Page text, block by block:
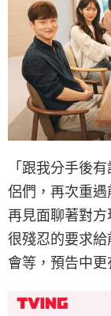
「跟我分手後
侶們，再次重
再見面聊著對
很殘忍的要求
會等，預告中更